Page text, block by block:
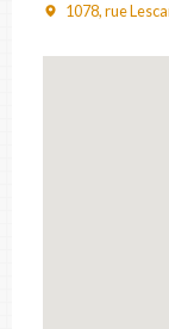
1078, rue